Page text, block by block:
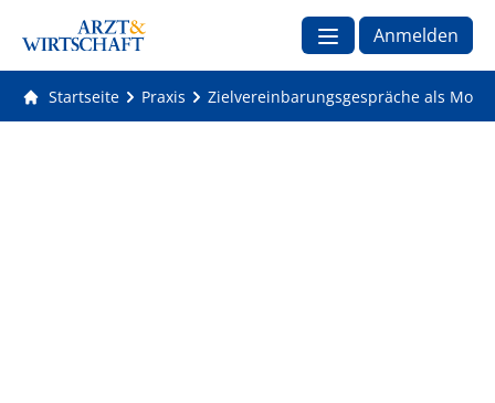
Anmelden
Startseite Praxis Zielvereinbarungsgespräche als